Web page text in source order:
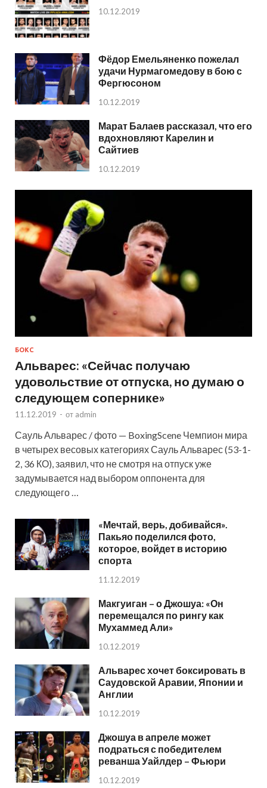
10.12.2019
Фёдор Емельяненко пожелал
удачи Нурмагомедову в бою с
Фергюсоном
10.12.2019
Марат Балаев рассказал, что его
вдохновляют Карелин и
Сайтиев
10.12.2019
БОКС
Альварес: «Сейчас получаю
удовольствие от отпуска, но думаю о
следующем сопернике»
11.12.2019 - от admin
Сауль Альварес / фото — BoxingScene Чемпион мира
в четырех весовых категориях Сауль Альварес (53-1-
2, 36 КО), заявил, что не смотря на отпуск уже
задумывается над выбором оппонента для
следующего …
«Мечтай, верь, добивайся».
Пакьяо поделился фото,
которое, войдет в историю
спорта
11.12.2019
Макгуиган – о Джошуа: «Он
перемещался по рингу как
Мухаммед Али»
10.12.2019
Альварес хочет боксировать в
Саудовской Аравии, Японии и
Англии
10.12.2019
Джошуа в апреле может
подраться с победителем
реванша Уайлдер – Фьюри
10.12.2019